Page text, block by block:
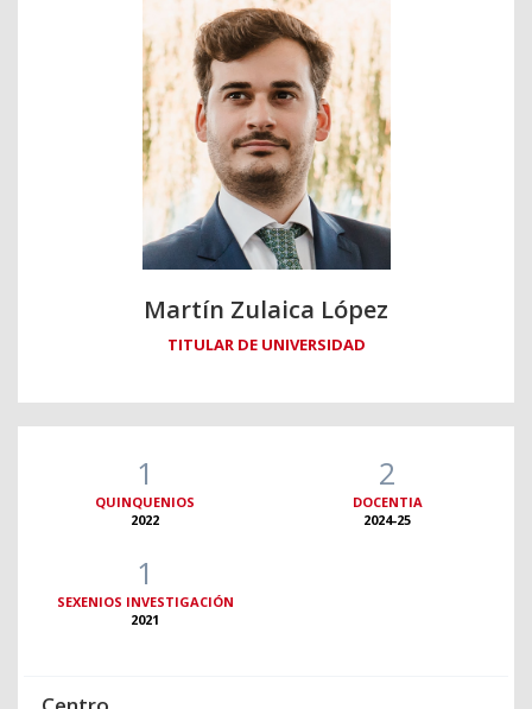
Martín Zulaica López
TITULAR DE UNIVERSIDAD
1
QUINQUENIOS
2022
2
DOCENTIA
2024-25
1
SEXENIOS INVESTIGACIÓN
2021